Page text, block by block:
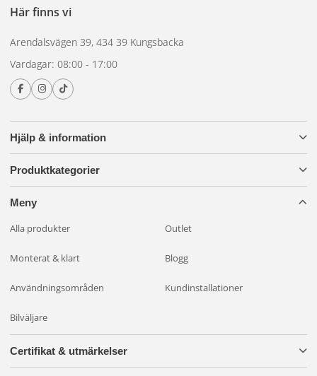
Hjälp & information
Produktkategorier
Meny
Alla produkter Outlet
Monterat & klart Blogg
Användningsområden Kundinstallationer
Bilväljare
Här finns vi
Arendalsvägen 39, 434 39 Kungsbacka
Vardagar: 08:00 - 17:00
Certifikat & utmärkelser